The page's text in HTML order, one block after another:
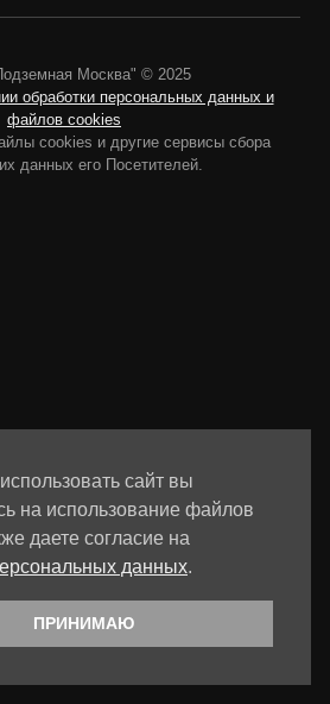
Москва" © 2025
обработки персональных данных и
файлов cookies
cookies и другие сервисы сбора
данных его Посетителей.
сайт вы
на использование файлов
даете согласие на
данных.
ПРИНИМАЮ